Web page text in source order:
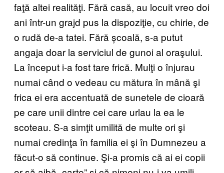
faţă altei realităţi. Fără casă, au locuit vreo doi
ani într-un grajd pus la dispoziţie, cu chirie, de
o rudă de-a tatei. Fără școală, s-a putut
angaja doar la serviciul de gunoi al oraşului.
La început i-a fost tare frică. Mulţi o înjurau
numai când o vedeau cu mătura în mână şi
frica ei era accentuată de sunetele de cioară
pe care unii dintre cei care urlau la ea le
scoteau. S-a simţit umilită de multe ori şi
numai credinţa în familia ei şi în Dumnezeu a
făcut-o să continue. Şi-a promis că ai ei copii